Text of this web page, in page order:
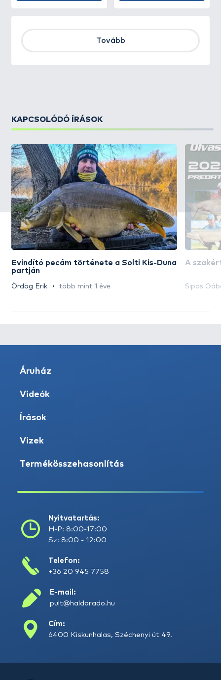
Tovább
KAPCSOLÓDÓ ÍRÁSOK
Évindító pecám története a Solti Kis-Duna
partján
Ördög Erik több mint 1 éve
A
Sipos
Áruház
Videók
Írások
Vizek
Termékösszehasonlítás
Nyitvatartás:
H-P: 8:00-17:00
Sz: 8:00 - 12:00
Telefon:
+36 20 945 7758
E-mail:
pult@haldorado.hu
Cím:
6400 Kiskunhalas, Széchenyi út 49.